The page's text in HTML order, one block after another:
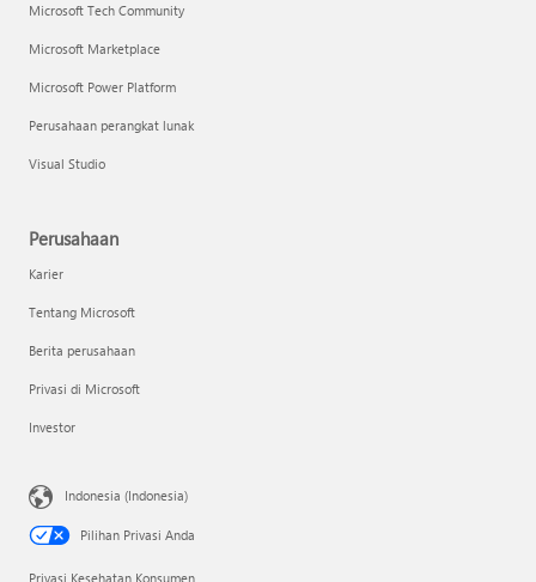
Microsoft Tech Community
Microsoft Marketplace
Microsoft Power Platform
Perusahaan perangkat lunak
Visual Studio
Perusahaan
Karier
Tentang Microsoft
Berita perusahaan
Privasi di Microsoft
Investor
Indonesia (Indonesia)
Pilihan Privasi Anda
Privasi Kesehatan Konsumen